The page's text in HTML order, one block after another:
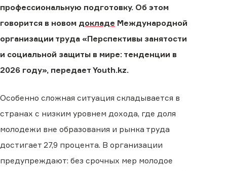
профессиональную подготовку. Об этом
говорится в новом докладе Международной
организации труда «Перспективы занятости
и социальной защиты в мире: тенденции в
2026 году», передает Youth.kz.
Особенно сложная ситуация складывается в
странах с низким уровнем дохода, где доля
молодежи вне образования и рынка труда
достигает 27,9 процента. В организации
предупреждают: без срочных мер молодое